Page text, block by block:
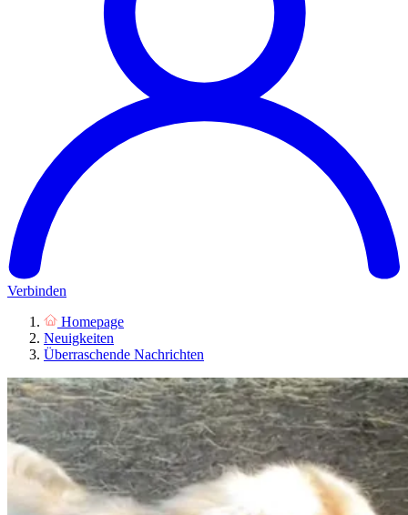
Verbinden
Homepage
Neuigkeiten
Überraschende Nachrichten